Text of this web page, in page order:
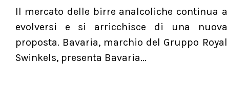
Il mercato delle birre analcoliche continua a
evolversi e si arricchisce di una nuova
proposta. Bavaria, marchio del Gruppo Royal
Swinkels, presenta Bavaria...